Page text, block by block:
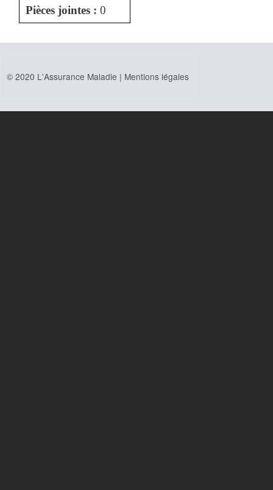
Pièces jointes : 0
© 2020 L'Assurance Maladie | Mentions légales